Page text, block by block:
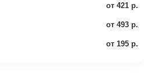
от 421 р.
от 493 р.
от 195 р.